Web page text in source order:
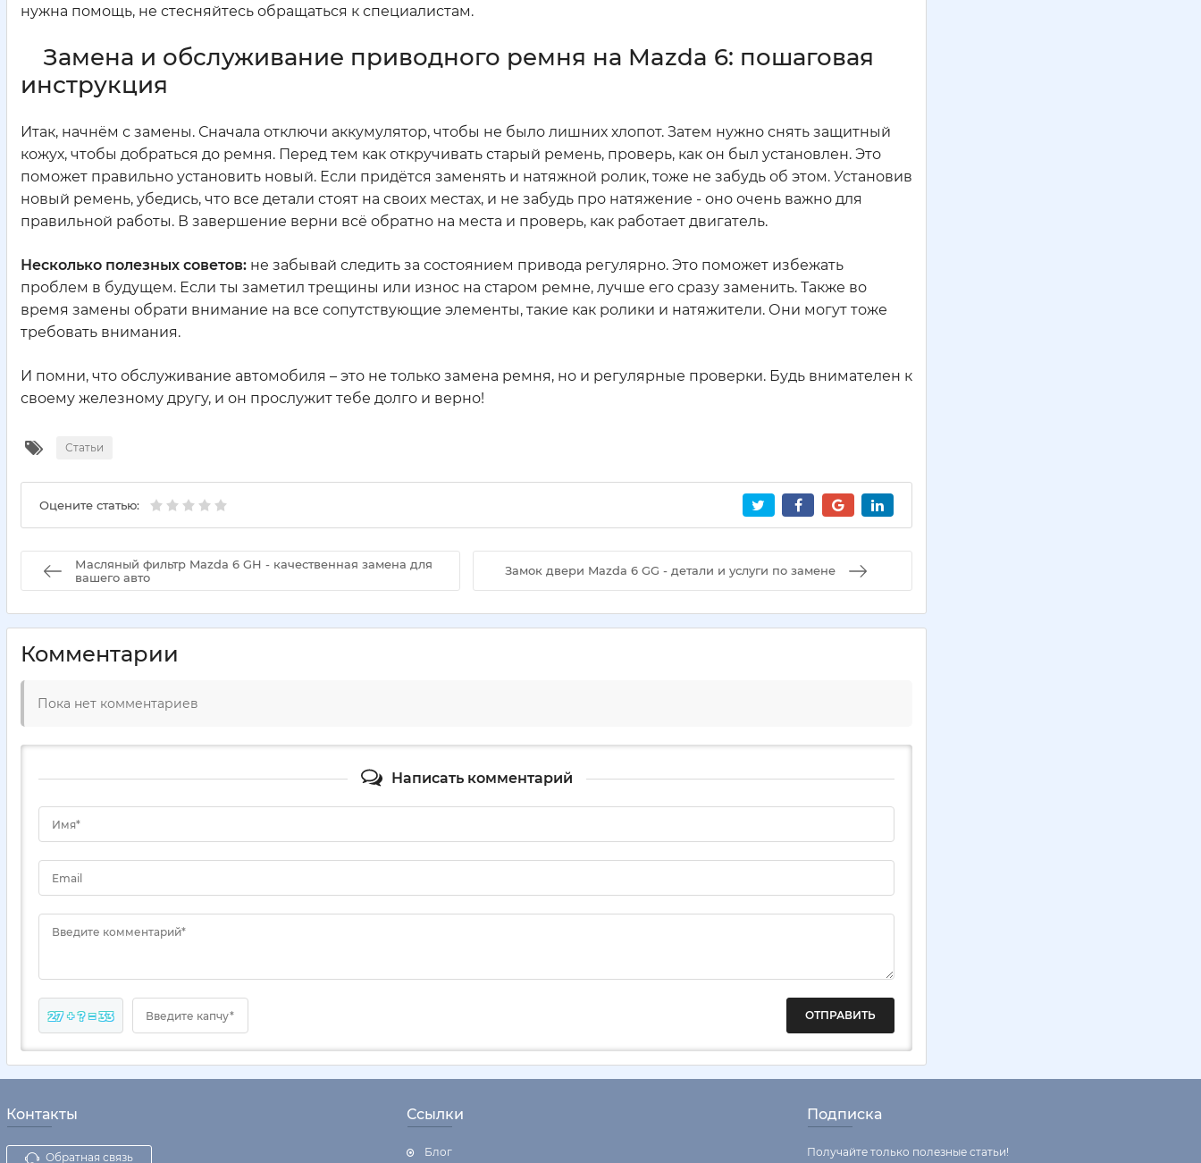
нужна помощь, не стесняйтесь обращаться к специалистам.
Замена и обслуживание приводного ремня на Mazda 6: пошаговая
инструкция
Итак, начнём с замены. Сначала отключи аккумулятор, чтобы не было лишних хлопот. Затем нужно снять защитный
кожух, чтобы добраться до ремня. Перед тем как откручивать старый ремень, проверь, как он был установлен. Это
поможет правильно установить новый. Если придётся заменять и натяжной ролик, тоже не забудь об этом. Установив
новый ремень, убедись, что все детали стоят на своих местах, и не забудь про натяжение - оно очень важно для
правильной работы. В завершение верни всё обратно на места и проверь, как работает двигатель.
Несколько полезных советов: не забывай следить за состоянием привода регулярно. Это поможет избежать
проблем в будущем. Если ты заметил трещины или износ на старом ремне, лучше его сразу заменить. Также во
время замены обрати внимание на все сопутствующие элементы, такие как ролики и натяжители. Они могут тоже
требовать внимания.
И помни, что обслуживание автомобиля – это не только замена ремня, но и регулярные проверки. Будь внимателен к
своему железному другу, и он прослужит тебе долго и верно!
Статьи
Оцените статью:
Масляный фильтр Mazda 6 GH - качественная замена для
вашего авто
Замок двери Mazda 6 GG - детали и услуги по замене
Комментарии
Пока нет комментариев
Написать комментарий
Имя*
Email
Введите комментарий*
27 + ? = 33 Введите капчу* ОТПРАВИТЬ
Контакты
Обратная связь
Ссылки
Блог
Подписка
Получайте только полезные статьи!